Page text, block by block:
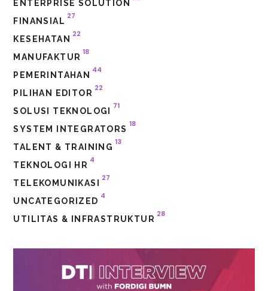
ENTERPRISE SOLUTION
FINANSIAL
27
KESEHATAN
22
MANUFAKTUR
18
PEMERINTAHAN
44
PILIHAN EDITOR
22
SOLUSI TEKNOLOGI
71
SYSTEM INTEGRATORS
18
TALENT & TRAINING
13
TEKNOLOGI HR
4
TELEKOMUNIKASI
27
UNCATEGORIZED
4
UTILITAS & INFRASTRUKTUR
28